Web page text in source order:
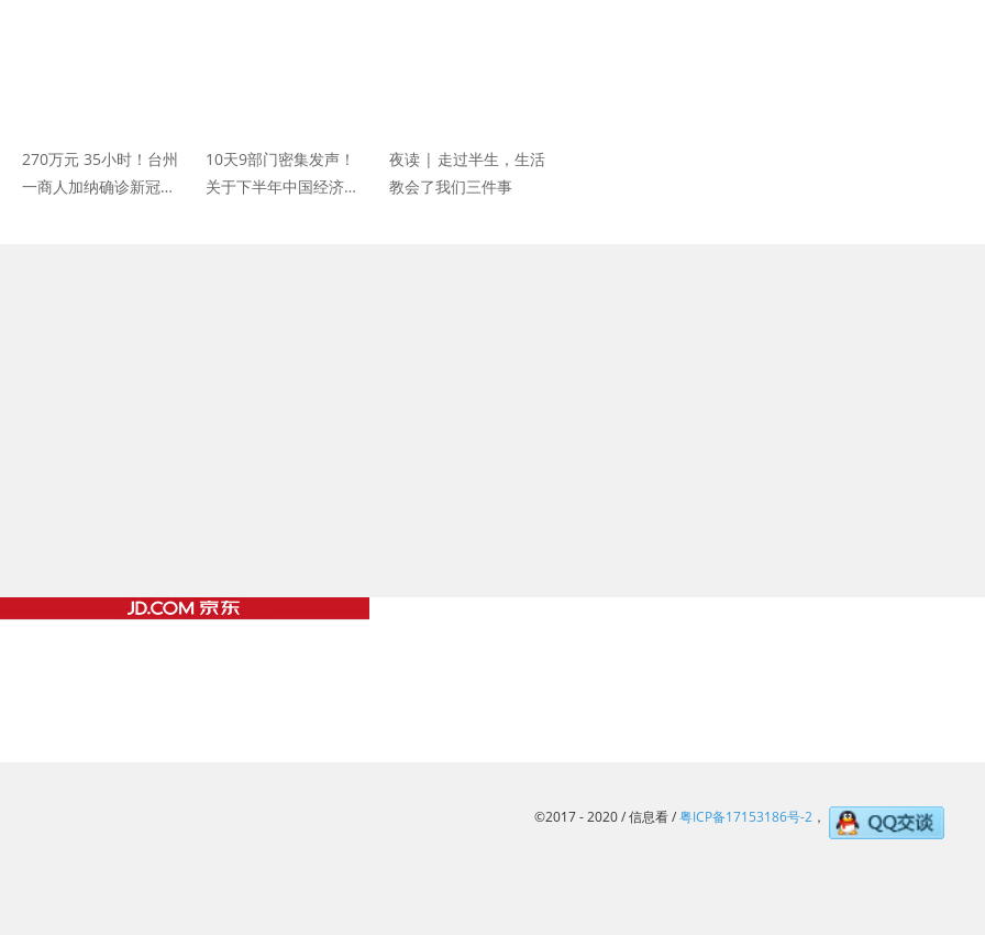
270万元 35小时！台州
一商人加纳确诊新冠肺
10天9部门密集发声！
关于下半年中国经济，
夜读 | 走过半生，生活
教会了我们三件事
©2017 - 2020 / 信息看 /粤ICP备17153186号-2，